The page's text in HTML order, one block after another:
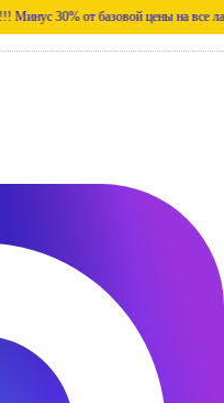
30% от базовой цены на все